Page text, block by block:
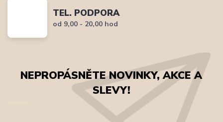
TEL. PODPORA
od 9,00 - 20,00 hod
NEPROPÁSNĚTE NOVINKY, AKCE A
SLEVY!